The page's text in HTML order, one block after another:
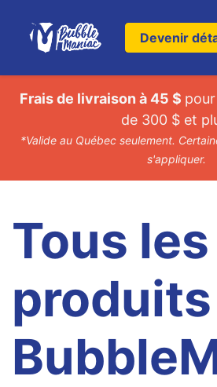
Devenir
Frais de livraison à 45 $
de 300 $ et
*Valide au Québec seulement.
s'appliquer.
Tous les
produits